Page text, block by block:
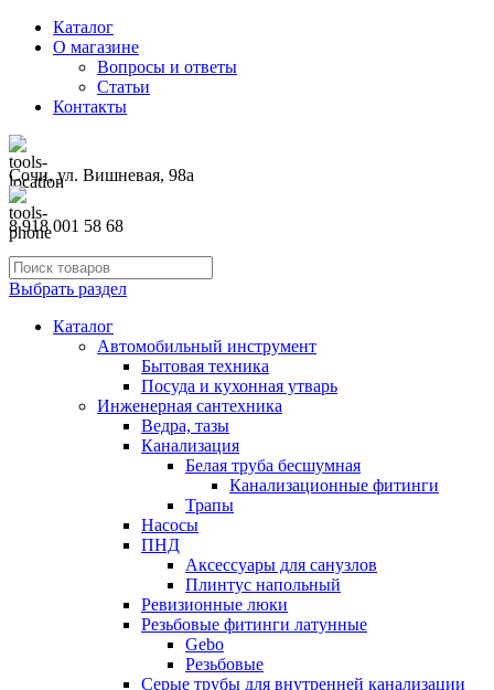
Каталог
О магазине
Вопросы и ответы
Статьи
Контакты
Сочи, ул. Вишневая, 98а
8 918 001 58 68
Выбрать раздел
Каталог
Автомобильный инструмент
Бытовая техника
Посуда и кухонная утварь
Инженерная сантехника
Ведра, тазы
Канализация
Белая труба бесшумная
Канализационные фитинги
Трапы
Насосы
ПНД
Аксессуары для санузлов
Плинтус напольный
Ревизионные люки
Резьбовые фитинги латунные
Gebo
Резьбовые
Серые трубы для внутренней канализации